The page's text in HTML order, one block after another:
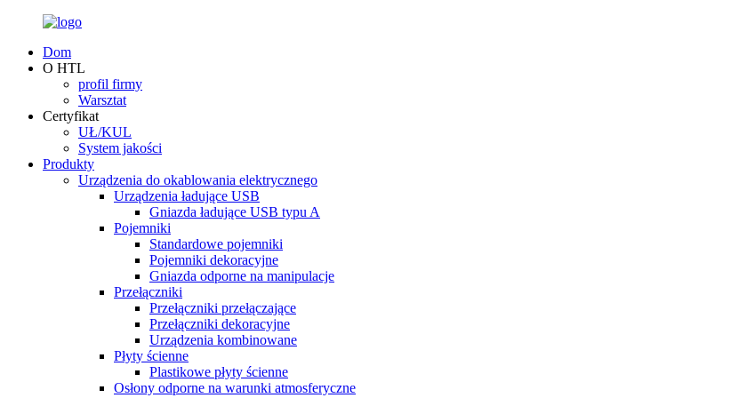
Dom
O HTL
profil firmy
Warsztat
Certyfikat
UŁ/KUL
System jakości
Produkty
Urządzenia do okablowania elektrycznego
Urządzenia ładujące USB
Gniazda ładujące USB typu A
Pojemniki
Standardowe pojemniki
Pojemniki dekoracyjne
Gniazda odporne na manipulacje
Przełączniki
Przełączniki przełączające
Przełączniki dekoracyjne
Urządzenia kombinowane
Płyty ścienne
Plastikowe płyty ścienne
Osłony odporne na warunki atmosferyczne